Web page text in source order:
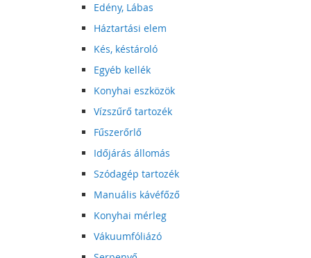
Edény, Lábas
Háztartási elem
Kés, késtároló
Egyéb kellék
Konyhai eszközök
Vízszűrő tartozék
Fűszerőrlő
Időjárás állomás
Szódagép tartozék
Manuális kávéfőző
Konyhai mérleg
Vákuumfóliázó